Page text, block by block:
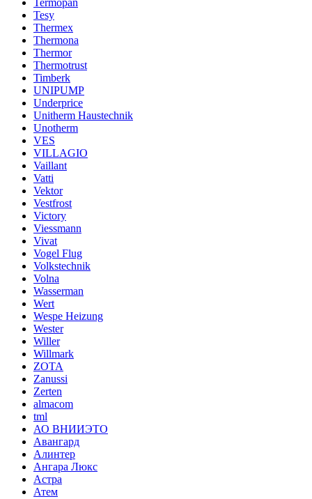
Tesy
Thermex
Thermona
Thermor
Thermotrust
Timberk
UNIPUMP
Underprice
Unitherm Haustechnik
Unotherm
VES
VILLAGIO
Vaillant
Vatti
Vektor
Vestfrost
Victory
Viessmann
Vivat
Vogel Flug
Volkstechnik
Volna
Wasserman
Wert
Wespe Heizung
Wester
Willer
Willmark
ZOTA
Zanussi
Zerten
almacom
tml
АО ВНИИЭТО
Авангард
Алинтер
Ангара Люкс
Астра
Атем